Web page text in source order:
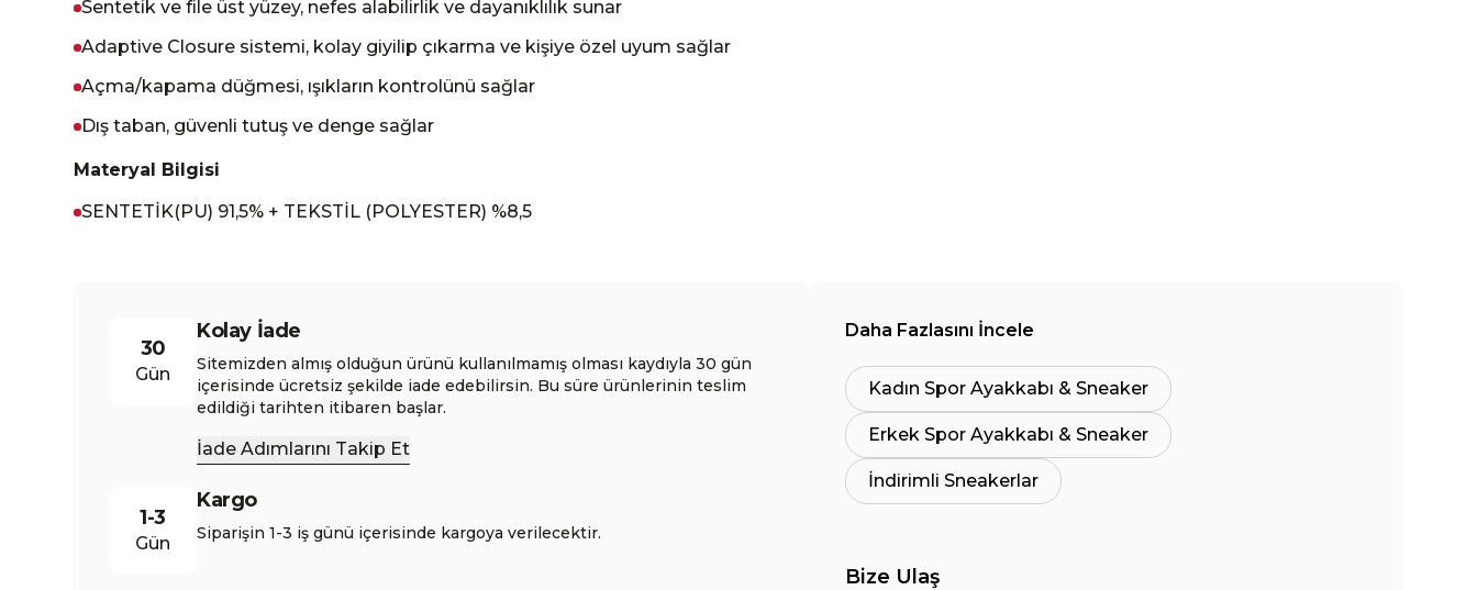
Sentetik ve file üst yüzey, nefes alabilirlik ve dayanıklılık sunar
Adaptive Closure sistemi, kolay giyilip çıkarma ve kişiye özel uyum sağlar
Açma/kapama düğmesi, ışıkların kontrolünü sağlar
Dış taban, güvenli tutuş ve denge sağlar
Materyal Bilgisi
SENTETİK(PU) 91,5% + TEKSTİL (POLYESTER) %8,5
30
Gün
Kolay İade
Sitemizden almış olduğun ürünü kullanılmamış olması kaydıyla 30 gün
içerisinde ücretsiz şekilde iade edebilirsin. Bu süre ürünlerinin teslim
edildiği tarihten itibaren başlar.
İade Adımlarını Takip Et
1-3
Gün
Kargo
Siparişin 1-3 iş günü içerisinde kargoya verilecektir.
Daha Fazlasını İncele
Kadın Spor Ayakkabı & Sneaker
Erkek Spor Ayakkabı & Sneaker
İndirimli Sneakerlar
Bize Ulaş